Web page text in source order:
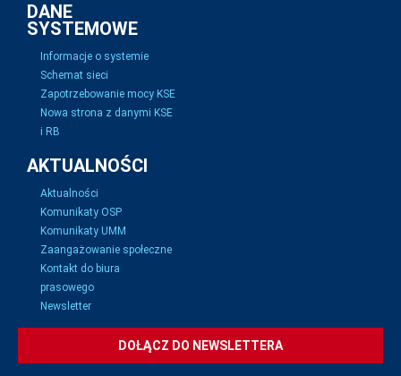
DANE
SYSTEMOWE
Informacje o systemie
Schemat sieci
Zapotrzebowanie mocy KSE
Nowa strona z danymi KSE
i RB
AKTUALNOŚCI
Aktualności
Komunikaty OSP
Komunikaty UMM
Zaangażowanie społeczne
Kontakt do biura
prasowego
Newsletter
DOŁĄCZ DO NEWSLETTERA